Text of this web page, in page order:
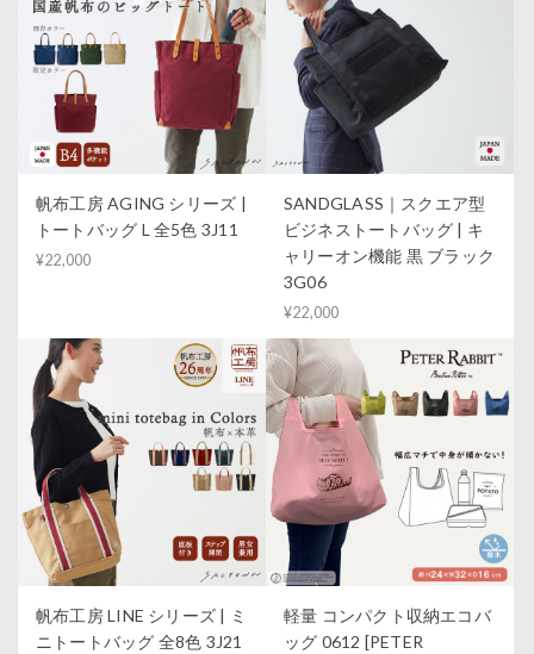
帆布工房 AGING シリーズ |
トートバッグ L 全5色 3J11
¥22,000
SANDGLASS｜スクエア型
ビジネストートバッグ | キ
ャリーオン機能 黒 ブラック
3G06
¥22,000
帆布工房 LINE シリーズ | ミ
ニトートバッグ 全8色 3J21
軽量 コンパクト収納エコバ
ッグ 0612 [PETER